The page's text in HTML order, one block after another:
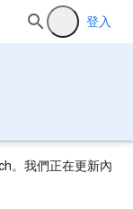
登入
。我們正在更新內